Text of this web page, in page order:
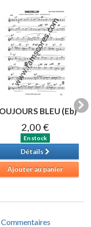
BLEU (Eb)
2,00 €
En stock
Détails
Ajouter au panier
Commentaires